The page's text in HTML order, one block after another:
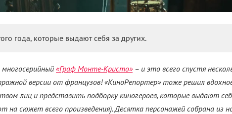
года, которые выдают себя за других.
«Граф Монте-Кристо»– и это всего спустя
версии от французов! «КиноРепортер» тоже решил
лиц и представить подборку киногероев, которые выдают
на сюжет всего произведения). Десятка персонажей собрана из